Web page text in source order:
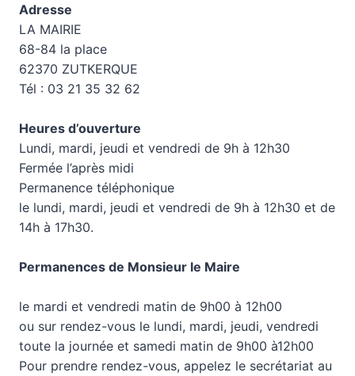
Adresse
LA MAIRIE
68-84 la place
62370 ZUTKERQUE
Tél : 03 21 35 32 62
Heures d’ouverture
Lundi, mardi, jeudi et vendredi de 9h à 12h30
Fermée l’après midi
Permanence téléphonique
le lundi, mardi, jeudi et vendredi de 9h à 12h30 et de
14h à 17h30.
Permanences de Monsieur le Maire
le mardi et vendredi matin de 9h00 à 12h00
ou sur rendez-vous le lundi, mardi, jeudi, vendredi
toute la journée et samedi matin de 9h00 à12h00
Pour prendre rendez-vous, appelez le secrétariat au